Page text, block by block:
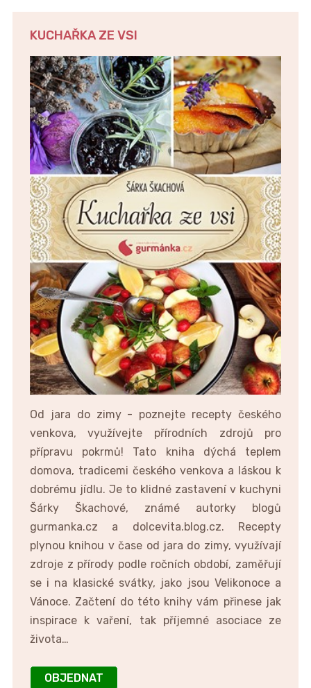
KUCHAŘKA ZE VSI
Od jara do zimy - poznejte recepty českého
venkova, využívejte přírodních zdrojů pro
přípravu pokrmů! Tato kniha dýchá teplem
domova, tradicemi českého venkova a láskou k
dobrému jídlu. Je to klidné zastavení v kuchyni
Šárky Škachové, známé autorky blogů
gurmanka.cz a dolcevita.blog.cz. Recepty
plynou knihou v čase od jara do zimy, využívají
zdroje z přírody podle ročních období, zaměřují
se i na klasické svátky, jako jsou Velikonoce a
Vánoce. Začtení do této knihy vám přinese jak
inspirace k vaření, tak příjemné asociace ze
života…
OBJEDNAT